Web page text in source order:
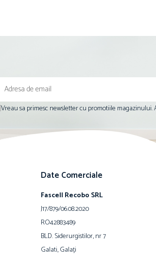
Vreau sa primesc newsletter cu promotiile
Date Comerciale
Fascell Recobo SRL
J17/879/06.08.2020
RO42883489
BLD. Siderurgistilor, nr 7
Galati, Galați